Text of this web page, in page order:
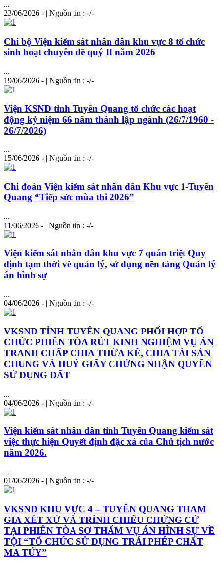
...
23/06/2026 - | Nguồn tin : -/-
Chi bộ Viện kiểm sát nhân dân khu vực 8 tổ chức
sinh hoạt chuyên đề quý II năm 2026
...
19/06/2026 - | Nguồn tin : -/-
Viện KSND tỉnh Tuyên Quang tổ chức các hoạt
động kỷ niệm 66 năm thành lập ngành (26/7/1960 -
26/7/2026)
...
15/06/2026 - | Nguồn tin : -/-
Chi đoàn Viện kiểm sát nhân dân Khu vực 1-Tuyên
Quang “Tiếp sức mùa thi 2026”
...
11/06/2026 - | Nguồn tin : -/-
Viện kiểm sát nhân dân khu vực 7 quán triệt Quy
định tạm thời về quản lý, sử dụng nền tảng Quản lý
án hình sự
...
04/06/2026 - | Nguồn tin : -/-
VKSND TỈNH TUYÊN QUANG PHỐI HỢP TỔ
CHỨC PHIÊN TÒA RÚT KINH NGHIỆM VỤ ÁN
TRANH CHẤP CHIA THỪA KẾ, CHIA TÀI SẢN
CHUNG VÀ HUỶ GIẤY CHỨNG NHẬN QUYỀN
SỬ DỤNG ĐẤT
...
04/06/2026 - | Nguồn tin : -/-
Viện kiểm sát nhân dân tỉnh Tuyên Quang kiểm sát
việc thực hiện Quyết định đặc xá của Chủ tịch nước
năm 2026.
...
01/06/2026 - | Nguồn tin : -/-
VKSND KHU VỰC 4 – TUYÊN QUANG THAM
GIA XÉT XỬ VÀ TRÌNH CHIẾU CHỨNG CỨ
TẠI PHIÊN TÒA SƠ THẨM VỤ ÁN HÌNH SỰ VỀ
TỘI “TỔ CHỨC SỬ DỤNG TRÁI PHÉP CHẤT
MA TÚY”